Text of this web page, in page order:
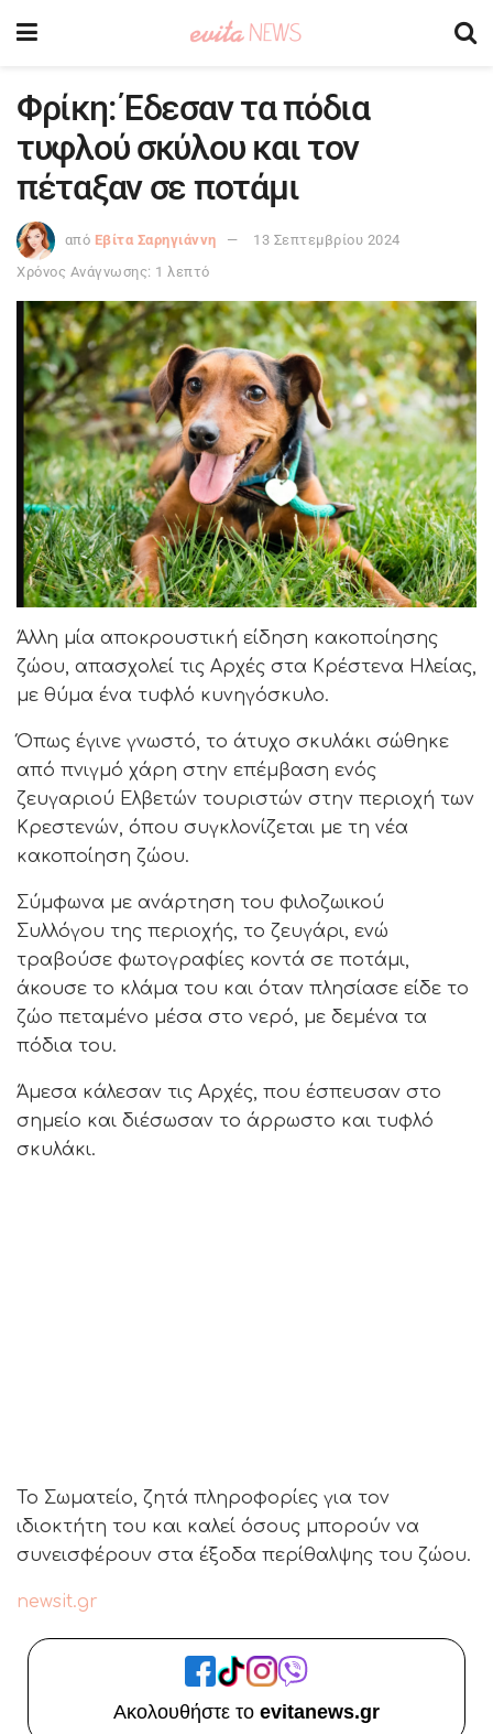
Φρίκη: Έδεσαν τα πόδια
τυφλού σκύλου και τον
πέταξαν σε ποτάμι
από Εβίτα Σαρηγιάννη
13 Σεπτεμβρίου 2024
Χρόνος Ανάγνωσης: 1 λεπτό
Άλλη μία αποκρουστική είδηση κακοποίησης
ζώου, απασχολεί τις Αρχές στα Κρέστενα Ηλείας,
με θύμα ένα τυφλό κυνηγόσκυλο.
Όπως έγινε γνωστό, το άτυχο σκυλάκι σώθηκε
από πνιγμό χάρη στην επέμβαση ενός
ζευγαριού Ελβετών τουριστών στην περιοχή των
Κρεστενών, όπου συγκλονίζεται με τη νέα
κακοποίηση ζώου.
Σύμφωνα με ανάρτηση του φιλοζωικού
Συλλόγου της περιοχής, το ζευγάρι, ενώ
τραβούσε φωτογραφίες κοντά σε ποτάμι,
άκουσε το κλάμα του και όταν πλησίασε είδε το
ζώο πεταμένο μέσα στο νερό, με δεμένα τα
πόδια του.
Άμεσα κάλεσαν τις Αρχές, που έσπευσαν στο
σημείο και διέσωσαν το άρρωστο και τυφλό
σκυλάκι.
Το Σωματείο, ζητά πληροφορίες για τον
ιδιοκτήτη του και καλεί όσους μπορούν να
συνεισφέρουν στα έξοδα περίθαλψης του ζώου.
newsit.gr
Ακολουθήστε το evitanews.gr